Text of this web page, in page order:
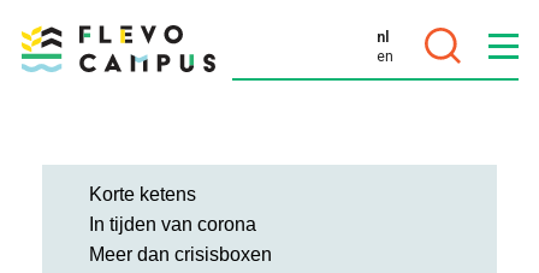
nl
en
Korte ketens
In tijden van corona
Meer dan crisisboxen